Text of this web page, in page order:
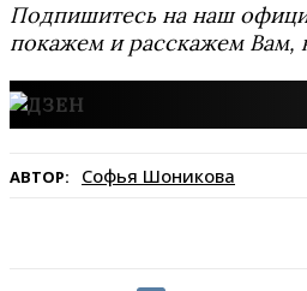
Подпишитесь на наш
покажем и расскажем Вам,
АВТОР: Софья Шоникова